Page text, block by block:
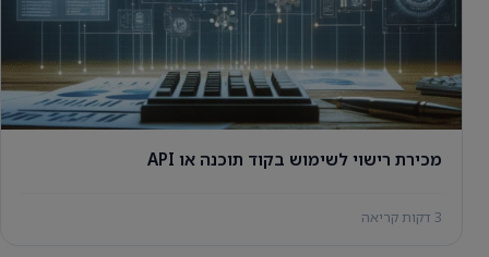
מכירת רישוי לשימוש בקוד תוכנה או API
3 דקות קריאה